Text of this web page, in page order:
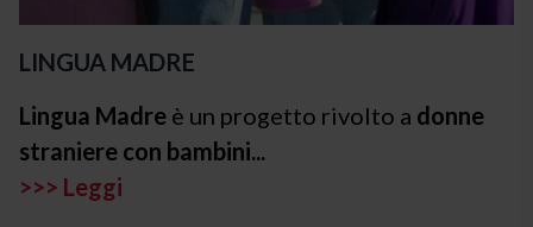
LINGUA MADRE
Lingua Madre è un progetto rivolto a donne
straniere con bambini...
>>> Leggi